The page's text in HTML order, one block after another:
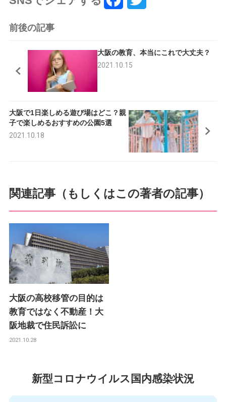
e
o
t
r
前後の記事
大阪の教育、本当にこれで大丈夫？
2021.10.15
大阪で1日楽しめる遊び場はどこ？親
子で楽しめるおすすめの公園5選
2021.10.18
関連記事（もしくはこの著者の記事）
大阪の高校移管の目的は
教育ではなく不動産！大
阪地裁で住民訴訟に
2021.10.28
新型コロナウイルス国内感染状況